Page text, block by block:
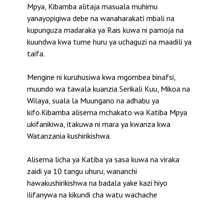
Mpya, Kibamba alitaja masuala muhimu
yanayopigiwa debe na wanaharakati mbali na
kupunguza madaraka ya Rais kuwa ni pamoja na
kuundwa kwa tume huru ya uchaguzi na maadili ya
taifa.
Mengine ni kuruhusiwa kwa mgombea binafsi,
muundo wa tawala kuanzia Serikali Kuu, Mikoa na
Wilaya, suala la Muungano na adhabu ya
kifo.Kibamba alisema mchakato wa Katiba Mpya
ukifanikiwa, itakuwa ni mara ya kwanza kwa
Watanzania kushirikishwa.
Alisema licha ya Katiba ya sasa kuwa na viraka
zaidi ya 10 tangu uhuru, wananchi
hawakushirikishwa na badala yake kazi hiyo
ilifanywa na kikundi cha watu wachache